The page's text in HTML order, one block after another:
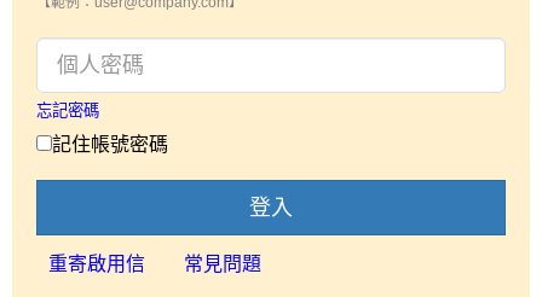
忘記密碼
記住帳號密碼
登入
重寄啟用信 常見問題